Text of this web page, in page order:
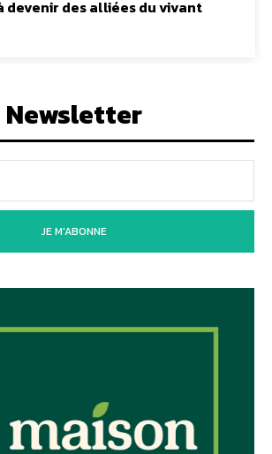
devenir des alliées du vivant
Newsletter
JE M'ABONNE